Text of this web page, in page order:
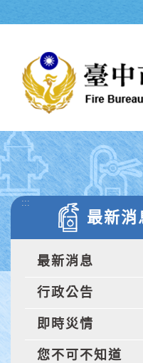
:::
最新消
最新消息
行政公告
即時災情
您不可不知道